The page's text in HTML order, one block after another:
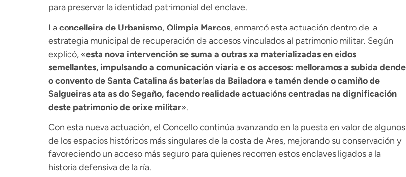
para preservar la identidad patrimonial del enclave.
Laconcelleira de Urbanismo, Olimpia Marcos, enmarcó esta actuación dentro de la
estrategia municipal de recuperación de accesos vinculados al patrimonio militar. Según
explicó, «esta nova intervención se suma a outras xa materializadas en eidos
semellantes, impulsando a comunicación viaria e os accesos: melloramos a subida dende
o convento de Santa Catalina ás baterías da Bailadora e tamén dende o camiño de
Salgueiras ata as do Segaño, facendo realidade actuacións centradas na dignificación
deste patrimonio de orixe militar».
Con esta nueva actuación, el Concello continúa avanzando en la puesta en valor de algunos
de los espacios históricos más singulares de la costa de Ares, mejorando su conservación y
favoreciendo un acceso más seguro para quienes recorren estos enclaves ligados a la
historia defensiva de la ría.